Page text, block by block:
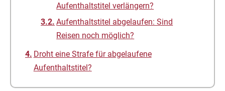
Aufenthaltstitel verlängern?
Aufenthaltstitel abgelaufen: Sind
Reisen noch möglich?
Droht eine Strafe für abgelaufene
Aufenthaltstitel?